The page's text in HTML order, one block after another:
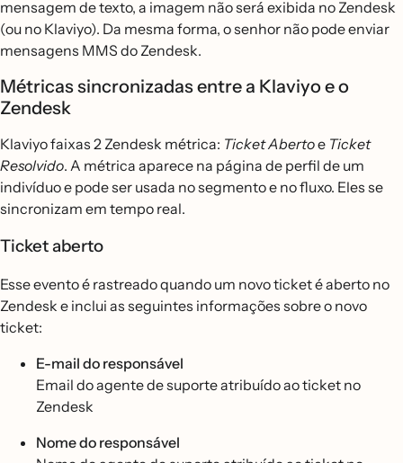
mensagem de texto, a imagem não será exibida no Zendesk
(ou no Klaviyo). Da mesma forma, o senhor não pode enviar
mensagens MMS do Zendesk.
Métricas sincronizadas entre a Klaviyo e o
Zendesk
Klaviyo faixas 2 Zendesk métrica: Ticket Abertoe Ticket
Resolvido. A métrica aparece na página de perfil de um
indivíduo e pode ser usada no segmento e no fluxo. Eles se
sincronizam em tempo real.
Ticket aberto
Esse evento é rastreado quando um novo ticket é aberto no
Zendesk e inclui as seguintes informações sobre o novo
ticket:
E-mail do responsável
Email do agente de suporte atribuído ao ticket no
Zendesk
Nome do responsável